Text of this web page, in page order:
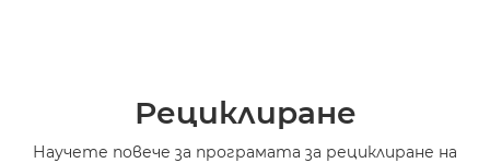
Рециклиране
Научете повече за програмата за рециклиране на